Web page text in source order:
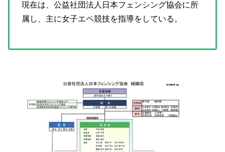
現在は、公益社団法人日本フェンシング協会に所
属し、主に女子エペ競技を指導をしている。